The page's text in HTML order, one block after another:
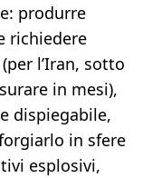
produrre
richiedere
l’Iran, sotto
in mesi),
dispiegabile,
in sfere
esplosivi,